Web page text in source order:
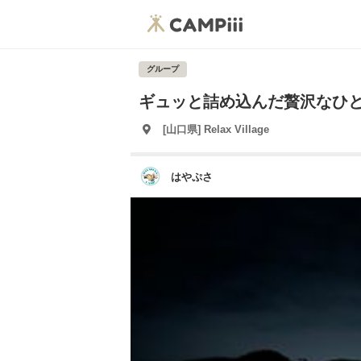
グループ
ギュッと詰め込んだ贅沢なひ
[山口県] Relax Village
はやぷさ